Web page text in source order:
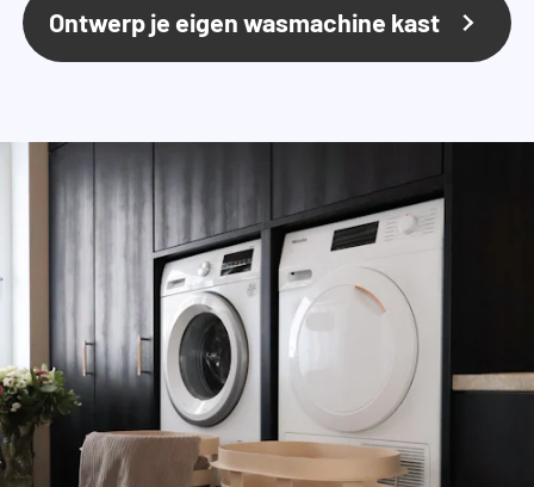
Ontwerp je eigen wasmachine kast